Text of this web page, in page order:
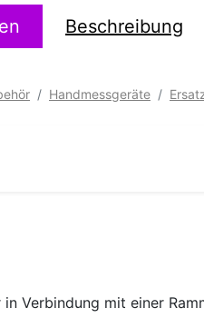
Beschreibung
Handmessgeräte
Verbindung mit einer